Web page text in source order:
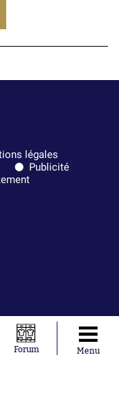
légales
Publicité
Forum Menu